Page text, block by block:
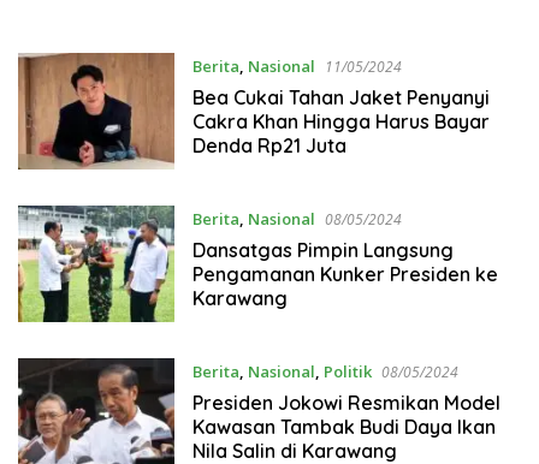
Berita Nasional 11/05/2024
Bea Cukai Tahan Jaket Penyanyi
Cakra Khan Hingga Harus Bayar
Denda Rp21 Juta
Berita, Nasional 08/05/2024
Dansatgas Pimpin Langsung
Pengamanan Kunker Presiden ke
Karawang
Berita, Nasional, Politik 08/05/2024
Presiden Jokowi Resmikan Model
Kawasan Tambak Budi Daya Ikan
Nila Salin di Karawang